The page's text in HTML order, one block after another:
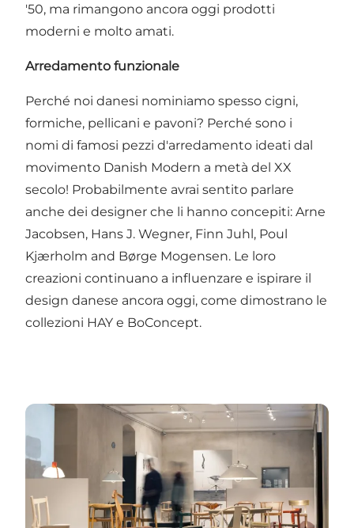
'50, ma rimangono ancora oggi prodotti
moderni e molto amati.
Arredamento funzionale
Perché noi danesi nominiamo spesso cigni,
formiche, pellicani e pavoni? Perché sono i
nomi di famosi pezzi d'arredamento ideati dal
movimento Danish Modern a metà del XX
secolo! Probabilmente avrai sentito parlare
anche dei designer che li hanno concepiti: Arne
Jacobsen, Hans J. Wegner, Finn Juhl , Poul
Kjærholm and Børge Mogensen. Le loro
creazioni continuano a influenzare e ispirare il
design danese ancora oggi, come dimostrano le
collezioni HAY e BoConcept.